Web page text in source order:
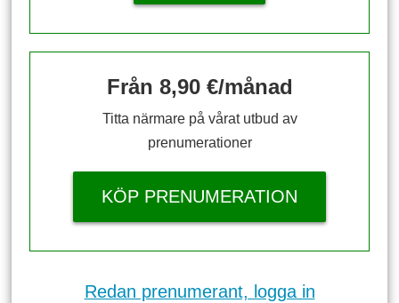
Från 8,90 €/månad
Titta närmare på vårat utbud av
prenumerationer
KÖP PRENUMERATION
Redan prenumerant, logga in